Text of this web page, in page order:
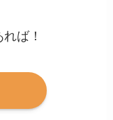
ば！